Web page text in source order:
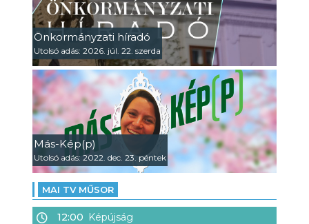
Önkormányzati híradó
Utolsó adás: 2026. júl. 22. szerda
Más-Kép(p)
Utolsó adás: 2022. dec. 23. péntek
MAI TV MŰSOR
12:00 Képújság